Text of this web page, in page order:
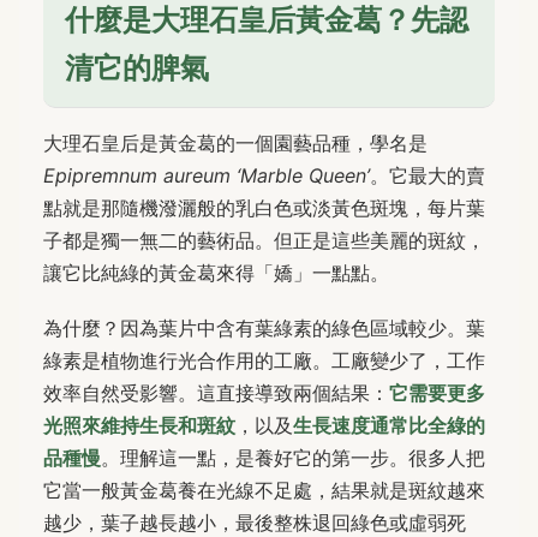
什麼是大理石皇后黃金葛？先認
清它的脾氣
大理石皇后是黃金葛的一個園藝品種，學名是
Epipremnum aureum ‘Marble Queen’。它最大的賣
點就是那隨機潑灑般的乳白色或淡黃色斑塊，每片葉
子都是獨一無二的藝術品。但正是這些美麗的斑紋，
讓它比純綠的黃金葛來得「嬌」一點點。
為什麼？因為葉片中含有葉綠素的綠色區域較少。葉
綠素是植物進行光合作用的工廠。工廠變少了，工作
效率自然受影響。這直接導致兩個結果： 它需要更多
光照來維持生長和斑紋 ，以及生長速度通常比全綠的
品種慢。理解這一點，是養好它的第一步。很多人把
它當一般黃金葛養在光線不足處，結果就是斑紋越來
越少，葉子越長越小，最後整株退回綠色或虛弱死